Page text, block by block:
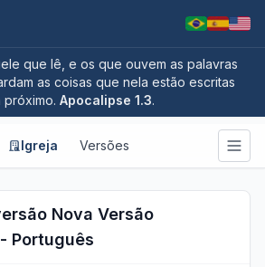
que lê, e os que ouvem as palavras
as coisas que nela estão escritas
Apocalipse 1.3.
Igreja Versões
Nova Versão
Português